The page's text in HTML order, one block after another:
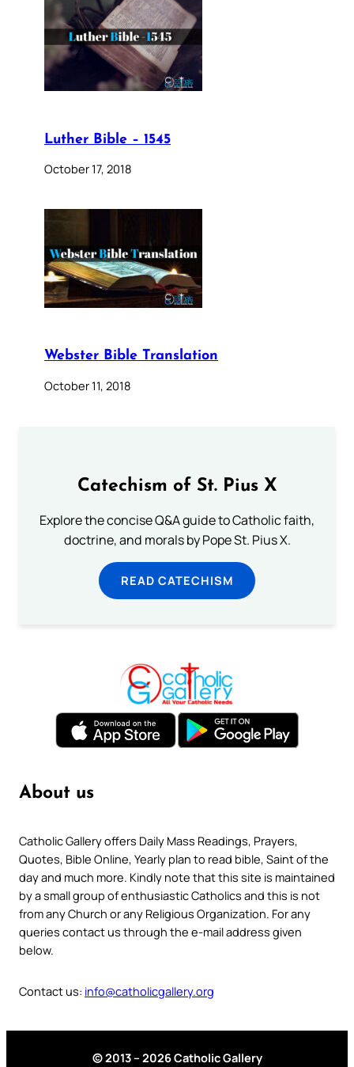
Luther Bible – 1545
October 17, 2018
Webster Bible Translation
October 11, 2018
Catechism of St. Pius X
Explore the concise Q&A guide to Catholic faith,
doctrine, and morals by Pope St. Pius X.
READ CATECHISM
About us
Catholic Gallery offers Daily Mass Readings, Prayers,
Quotes, Bible Online, Yearly plan to read bible, Saint of the
day and much more. Kindly note that this site is maintained
by a small group of enthusiastic Catholics and this is not
from any Church or any Religious Organization. For any
queries contact us through the e-mail address given
below.
Contact us: info@catholicgallery.org
© 2013 – 2026 Catholic Gallery